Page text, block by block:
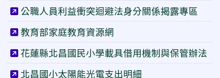
公職人員利益衝突迴避法身分關係揭露專區
教育部家庭教育資源網
花蓮縣北昌國民小學載具借用機制與保管辦法
北昌國小太陽能光電支出明細